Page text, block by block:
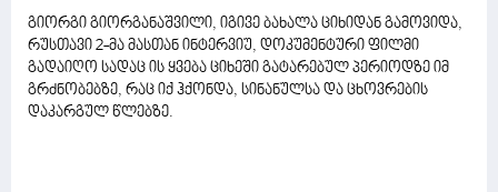
გიორგი გიორგანაშვილი, იგივე ბახალა ციხიდან გამოვიდა,
რუსთავი 2-მა მასთან ინტერვიუ, დოკუმენტური ფილმი
გადაიღო სადაც ის ყვება ციხეში გატარებულ პერიოდზე იმ
გრძნობებზე, რაც იქ ჰქონდა, სინანულსა და ცხოვრების
დაკარგულ წლებზე.